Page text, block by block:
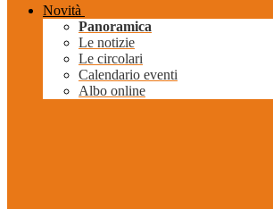
Novità
Panoramica
Le notizie
Le circolari
Calendario eventi
Albo online